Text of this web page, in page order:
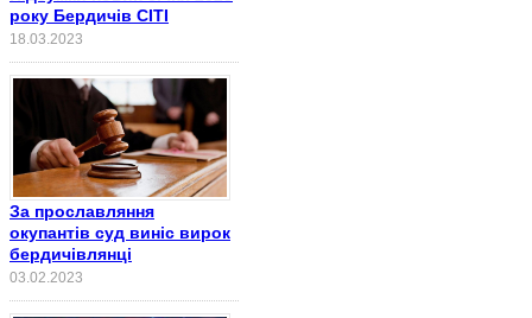
року Бердичів СІТІ
18.03.2023
За прославляння
окупантів суд виніс вирок
бердичівлянці
03.02.2023